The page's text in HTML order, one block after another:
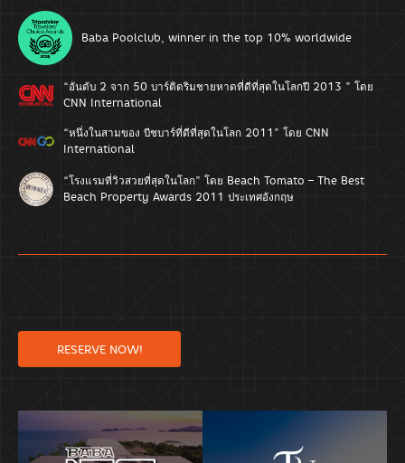
Baba Poolclub, winner in the top 10% worldwide
“อันดับ 2 จาก 50 บาร์ติดริมชายหาดที่ดีที่สุดในโลกปี 2013 ” โดย
CNN International
“หนึ่งในสามของ บีชบาร์ที่ดีที่สุดในโลก 2011” โดย CNN
International
“โรงแรมที่วิวสวยที่สุดในโลก” โดย Beach Tomato – The Best
Beach Property Awards 2011 ประเทศอังกฤษ
RESERVE NOW!